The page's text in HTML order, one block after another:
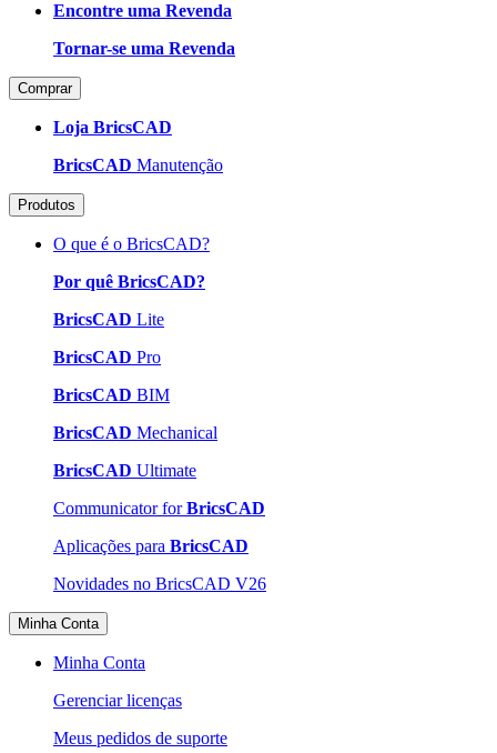
Encontre uma Revenda
Tornar-se uma Revenda
Comprar
Loja BricsCAD
BricsCAD Manutenção
Produtos
O que é o BricsCAD?
Por quê BricsCAD?
BricsCAD Lite
BricsCAD Pro
BricsCAD BIM
BricsCAD Mechanical
BricsCAD Ultimate
Communicator forBricsCAD
Aplicações para BricsCAD
Novidades no BricsCAD V26
Minha Conta
Minha Conta
Gerenciar licenças
Meus pedidos de suporte